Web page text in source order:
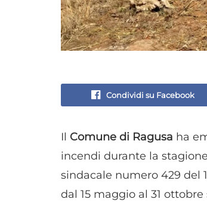
Condividi su Facebook
Il Comune di Ragusa ha
incendi durante la
sindacale numero 429 del
dal 15 maggio al 31